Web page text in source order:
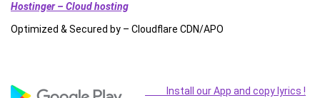
Hostinger – Cloud hosting
Optimized & Secured by – Cloudflare CDN/APO
Install our App and copy lyrics !